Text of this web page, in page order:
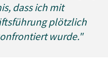
dass ich mit
plötzlich
wurde."